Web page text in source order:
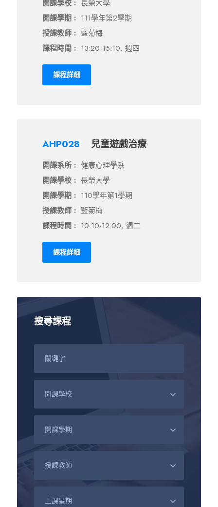
開課學校 : 長榮大學
開課學期 : 111學年第2學期
授課教師 : 藍菊梅
課程時間 : 13:20-15:10, 週四
課程詳細
AHP028 兒童遊戲治療
開課系所 : 健康心理學系
開課學校 : 長榮大學
開課學期 : 110學年第1學期
授課教師 : 藍菊梅
課程時間 : 10:10-12:00, 週二
課程詳細
搜尋課程